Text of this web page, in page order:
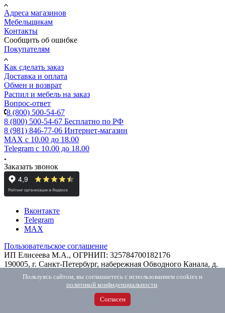
Адреса магазинов
Мебельщикам
Контакты
Сообщить об ошибке
Покупателям
Как сделать заказ
Доставка и оплата
Обмен и возврат
Распил и мебель на заказ
Вопрос-ответ
8 (800) 500-54-67
8 (800) 500-54-67 Бесплатно по РФ
8 (981) 846-77-06 Интернет-магазин
MAX с 10.00 до 18.00
Telegram с 10.00 до 18.00
Заказать звонок
Вконтакте
Telegram
MAX
Пользовательское соглашение
ИП Елисеева М.А., ОГРНИП: 325784700182176
190005, г. Санкт-Петербург, набережная Обводного Канала, д.
118А, лит. Ж, пом. 102
2026 © Интернет-магазин ТДМ
Пользуясь сайтом, вы соглашаетесь с использованием cookies и
политикой конфиденциальности.
Согласен